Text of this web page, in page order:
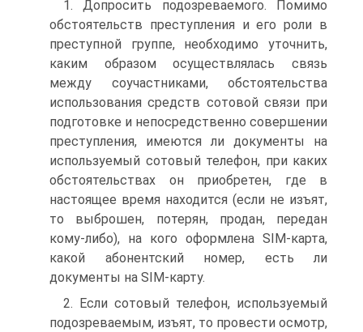
1. Допросить подозреваемого. Помимо
обстоятельств преступления и его роли в
преступной группе, необходимо уточнить,
каким образом осуществлялась связь
между соучастниками, обстоятельства
использования средств сотовой связи при
подготовке и непосредственно совершении
преступления, имеются ли документы на
используемый сотовый телефон, при каких
обстоятельствах он приобретен, где в
настоящее время находится (если не изъят,
то выброшен, потерян, продан, передан
кому-либо), на кого оформлена SIM-карта,
какой абонентский номер, есть ли
документы на SIM-карту.
2. Если сотовый телефон, используемый
подозреваемым, изъят, то провести осмотр,